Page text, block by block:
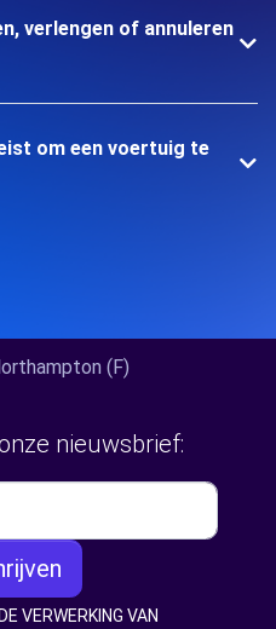
verlengen of annuleren
om een voertuig te
(F)
nieuwsbrief:
VERWERKING VAN